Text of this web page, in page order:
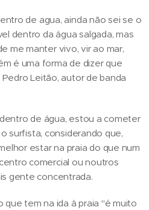
de agua, ainda não sei se o
dentro da água salgada, mas
me manter vivo, vir ao mar,
é uma forma de dizer que
Leitão, autor de banda
de água, estou a cometer
surfista, considerando que,
estar na praia do que num
comercial ou noutros
gente concentrada.
tem na ida à praia "é muito